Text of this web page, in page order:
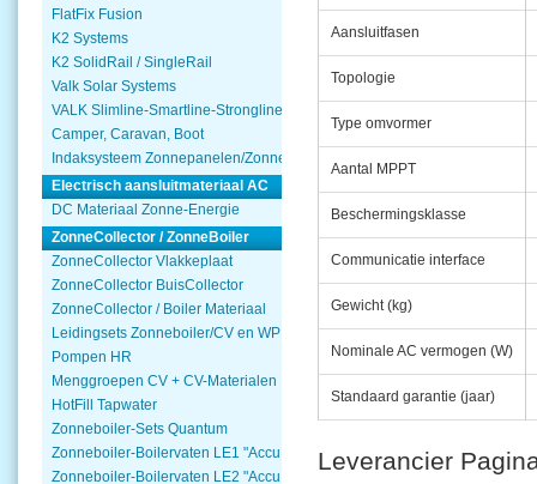
FlatFix Fusion
K2 Systems
K2 SolidRail / SingleRail
Valk Solar Systems
VALK Slimline-Smartline-Strongline
Camper, Caravan, Boot
Indaksysteem Zonnepanelen/Zonnecollector
Electrisch aansluitmateriaal AC
DC Materiaal Zonne-Energie
ZonneCollector / ZonneBoiler
ZonneCollector Vlakkeplaat
ZonneCollector BuisCollector
ZonneCollector / Boiler Materiaal
Leidingsets Zonneboiler/CV en WP
Pompen HR
Menggroepen CV + CV-Materialen
HotFill Tapwater
Zonneboiler-Sets Quantum
Zonneboiler-Boilervaten LE1 "Accu Woning Watmte"
Zonneboiler-Boilervaten LE2 "Accu Woning Watmte"
Aansluitfasen
Topologie
Type omvormer
Aantal MPPT
Beschermingsklasse
Communicatie interface
Gewicht (kg)
Nominale AC vermogen (W)
Standaard garantie (jaar)
Leverancier